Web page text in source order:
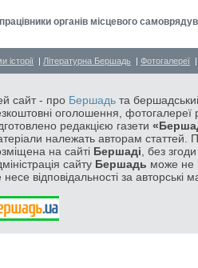
органів місцевого
історії | Літературна Бершадь | Фотогалереї
сайт - про Бершадь та
оголошення, фотогалереї
редакцією газети
належать авторам статтей.
на сайті Бершаді , без
сайту Бершадь може не
несе відповідальності за авторські